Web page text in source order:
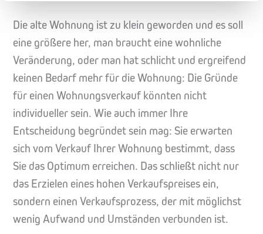
Die alte Wohnung ist zu klein geworden und es soll
eine größere her, man braucht eine wohnliche
Veränderung, oder man hat schlicht und ergreifend
keinen Bedarf mehr für die Wohnung: Die Gründe
für einen Wohnungsverkauf könnten nicht
individueller sein. Wie auch immer Ihre
Entscheidung begründet sein mag: Sie erwarten
sich vom Verkauf Ihrer Wohnung bestimmt, dass
Sie das Optimum erreichen. Das schließt nicht nur
das Erzielen eines hohen Verkaufspreises ein,
sondern einen Verkaufsprozess, der mit möglichst
wenig Aufwand und Umständen verbunden ist.